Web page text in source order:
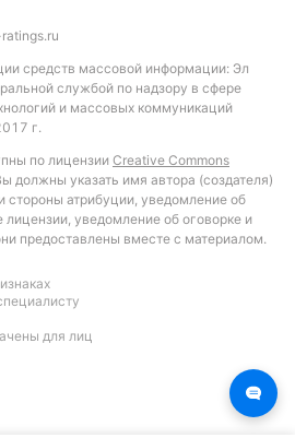
средств массовой информации: Эл
службой по надзору в сфере
и массовых коммуникаций
г.
по лицензии Creative Commons
должны указать имя автора (создателя)
стороны атрибуции, уведомление об
лицензии, уведомление об оговорке и
предоставлены вместе с материалом.
для лиц